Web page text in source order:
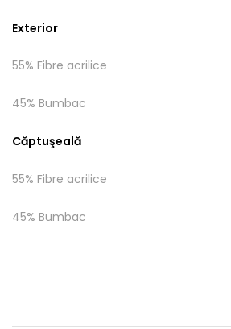
Exterior
55% Fibre acrilice
45% Bumbac
Căptuşeală
55% Fibre acrilice
45% Bumbac